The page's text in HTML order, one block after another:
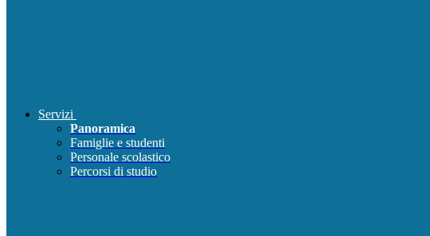
Servizi
Panoramica
Famiglie e studenti
Personale scolastico
Percorsi di studio